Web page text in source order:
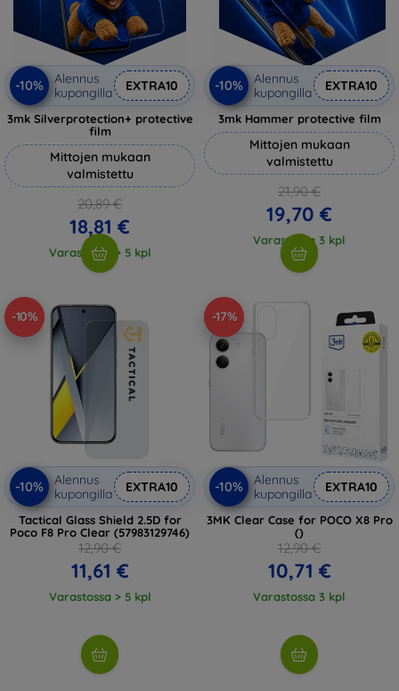
-10%
Alennus
kupongilla
EXTRA10
3mk Silverprotection+ protective
film
Mittojen mukaan
valmistettu
20,89 €
18,81 €
Varastossa > 5 kpl
-10%
Alennus
kupongilla
EXTRA10
3mk Hammer protective film
Mittojen mukaan
valmistettu
21,90 €
19,70 €
Varastossa 3 kpl
-10%
-10%
Alennus
kupongilla
EXTRA10
Tactical Glass Shield 2.5D for
Poco F8 Pro Clear (57983129746)
12,90 €
11,61 €
Varastossa > 5 kpl
-17%
-10%
Alennus
kupongilla
EXTRA10
3MK Clear Case for POCO X8 Pro
()
12,90 €
10,71 €
Varastossa 3 kpl